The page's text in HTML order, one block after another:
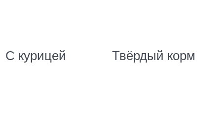
С курицей Твёрдый корм